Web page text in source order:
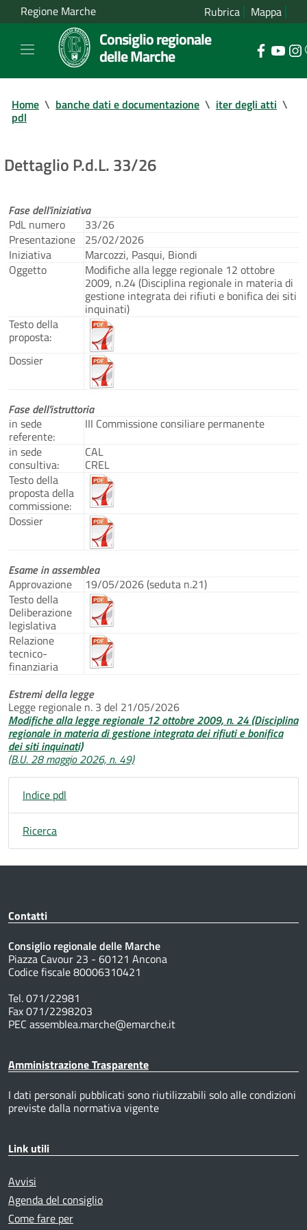
Regione Marche Rubrica Mappa
Consiglio regionale
delle Marche
Home \ banche dati e documentazione \ iter degli atti \
pdl
Dettaglio P.d.L. 33/26
Fase dell'iniziativa
PdL numero
33/26
Presentazione
25/02/2026
Iniziativa
Marcozzi, Pasqui, Biondi
Oggetto
Modifiche alla legge regionale 12 ottobre
2009, n.24 (Disciplina regionale in materia di
gestione integrata dei rifiuti e bonifica dei siti
inquinati)
Testo della
proposta:
Dossier
Fase dell'istruttoria
in sede
referente:
III Commissione consiliare permanente
in sede
consultiva:
CAL
CREL
Testo della
proposta della
commissione:
Dossier
Esame in assemblea
Approvazione
19/05/2026 (seduta n.21)
Testo della
Deliberazione
legislativa
Relazione
tecnico-
finanziaria
Estremi della legge
Legge regionale n. 3 del 21/05/2026
Modifiche alla legge regionale 12 ottobre 2009, n. 24 (Disciplina
regionale in materia di gestione integrata dei rifiuti e bonifica
dei siti inquinati)
(B.U. 28 maggio 2026, n. 49)
Indice pdl
Ricerca
Contatti
Consiglio regionale delle Marche
Piazza Cavour 23 - 60121 Ancona
Codice fiscale 80006310421
Tel. 071/22981
Fax 071/2298203
PEC assemblea.marche@emarche.it
Amministrazione Trasparente
I dati personali pubblicati sono riutilizzabili solo alle condizioni
previste dalla normativa vigente
Link utili
Avvisi
Agenda del consiglio
Come fare per